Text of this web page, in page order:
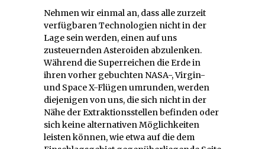
Nehmen wir einmal an, dass alle zurzeit
verfügbaren Technologien nicht in der
Lage sein werden, einen auf uns
zusteuernden Asteroiden abzulenken.
Während die Superreichen die Erde in
ihren vorher gebuchten NASA-, Virgin-
und Space X-Flügen umrunden, werden
diejenigen von uns, die sich nicht in der
Nähe der Extraktionsstellen befinden oder
sich keine alternativen Möglichkeiten
leisten können, wie etwa auf die dem